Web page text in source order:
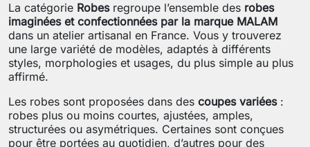
La catégorie Robesregroupe l’ensemble des robes
imaginées et confectionnées par la marque MALAM
dans un atelier artisanal en France. Vous y trouverez
une large variété de modèles, adaptés à différents
styles, morphologies et usages, du plus simple au plus
affirmé.
Les robes sont proposées dans des coupes variées:
robes plus ou moins courtes, ajustées, amples,
structurées ou asymétriques. Certaines sont conçues
pour être portées au quotidien, d’autres pour des